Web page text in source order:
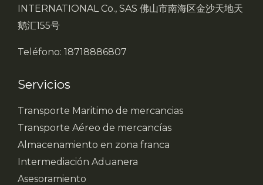
INTERNATIONAL Co., SAS 佛山市南海区金沙天地天
鹅汇155号
Teléfono: 18718886807
Servicios
Transporte Maritimo de mercancias
Transporte Aéreo de mercancías
Almacenamiento en zona franca
Intermediación Aduanera
Asesoramiento